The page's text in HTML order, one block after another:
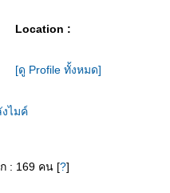
Location :
[ดู Profile ทั้งหมด]
ไมค์
: 169 คน [?]